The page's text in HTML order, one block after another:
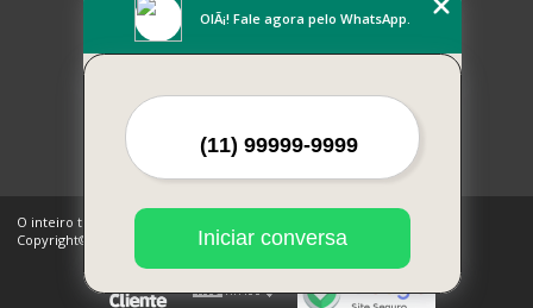
Missão
Mapa do site
O inteiro teor deste site está sujeito à proteção de direitos autorais.
Copyright© CHECKMAT PARTS (Lei 9610 de 19/02/1998)
OlÃ¡! Fale agora pelo WhatsApp.
Iniciar conversa